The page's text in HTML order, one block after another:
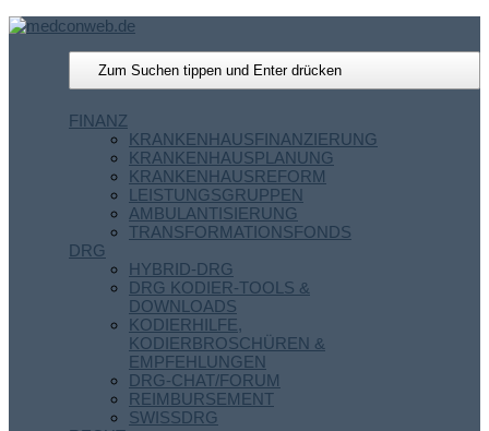
FINANZ
KRANKENHAUSFINANZIERUNG
KRANKENHAUSPLANUNG
KRANKENHAUSREFORM
LEISTUNGSGRUPPEN
AMBULANTISIERUNG
TRANSFORMATIONSFONDS
DRG
HYBRID-DRG
DRG KODIER-TOOLS &
DOWNLOADS
KODIERHILFE,
KODIERBROSCHÜREN &
EMPFEHLUNGEN
DRG-CHAT/FORUM
REIMBURSEMENT
SWISSDRG